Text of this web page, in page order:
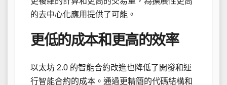
的去中心化應用提供了可能。
更低的成本和更高的效率
以太坊 2.0 的智能合約改進也降低了開發和運
行智能合約的成本。通過更精簡的代碼結構和